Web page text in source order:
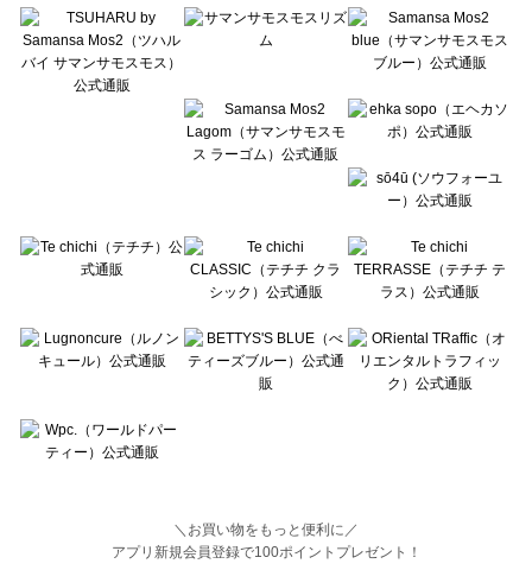
Lugnoncure（ルノンキュール）のカットソー一覧
BETTY'S BLUE（べティーズブルー）のカットソー一覧
Wpc.（ワールドパーティー）のカットソー一覧
＼お買い物をもっと便利に／
アプリ新規会員登録で100ポイントプレゼント！